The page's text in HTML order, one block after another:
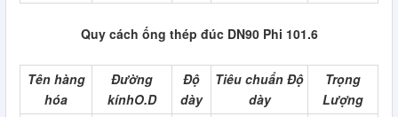
Quy cách ống thép đúc DN90 Phi 101.6
Tên hàng
hóa
Đường
kínhO.D
Độ
dày
Tiêu chuẩn Độ
dày
Trọng
Lượng